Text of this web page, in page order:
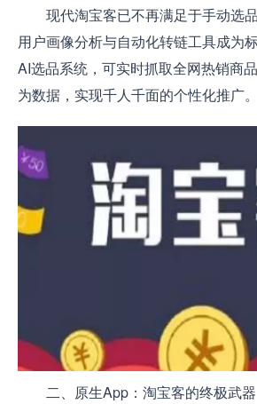
现代淘宝客已不再满足于手动选品
用户画像分析与自动化转链工具成为
AI选品系统，可实时抓取全网热销商
为数据，实现千人千面的个性化推广。
二、原生App：淘宝客的终极武器